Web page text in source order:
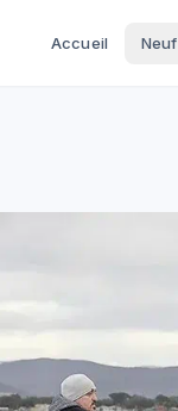
Accueil Neuf